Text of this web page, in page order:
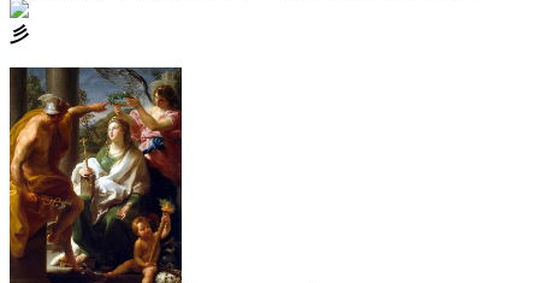
⼺